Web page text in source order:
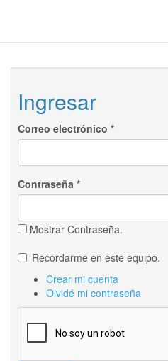
Ingresar
Correo electrónico *
Contraseña *
Mostrar Contraseña.
Recordarme en este equipo.
Crear mi cuenta
Olvidé mi contraseña